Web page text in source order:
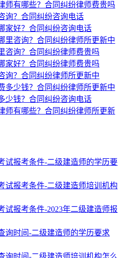
师有哪些？合同纠纷律师费贵吗
询？合同纠纷咨询电话
家好？合同纠纷咨询电话
里咨询？合同纠纷律师所更新中
咨询？合同纠纷律师费贵吗
家好？合同纠纷律师费贵吗
询？合同纠纷律师所更新中
多少钱？合同纠纷律师所更新中
少钱？合同纠纷咨询电话
师有哪些？合同纠纷律师所更新
试报考条件-二级建造师的学历要
试报考条件-二级建造师培训机构
试报考条件-2023年二级建造师报
询时间-二级建造师的学历要求